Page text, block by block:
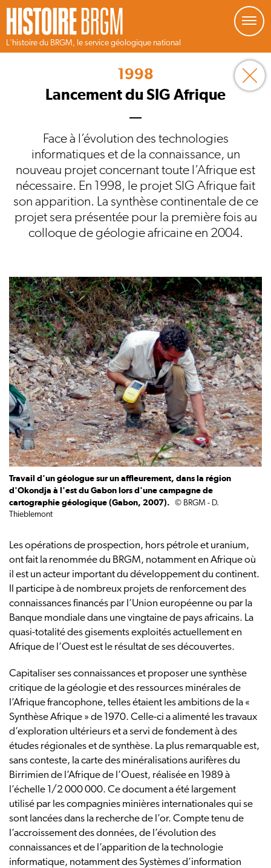
L'histoire du BRGM, le service géologique national
1998
Lancement du SIG Afrique
Face à l’évolution des technologies
informatiques et de la connaissance, un
nouveau projet concernant toute l’Afrique est
nécessaire. En 1998, le projet SIG Afrique fait
son apparition. La synthèse continentale de ce
projet sera présentée pour la première fois au
colloque de géologie africaine en 2004.
Travail d'un géologue sur un affleurement, dans la région
d'Okondja à l'est du Gabon lors d'une campagne de
cartographie géologique (Gabon, 2007).
© BRGM - D.
Thieblemont
Les opérations de prospection, hors pétrole et uranium,
ont fait la renommée du BRGM, notamment en Afrique où
il est un acteur important du développement du continent.
Il participe à de nombreux projets de renforcement des
connaissances financés par l’Union européenne ou par la
Banque mondiale dans une vingtaine de pays africains. La
quasi-totalité des gisements exploités actuellement en
Afrique de l’Ouest est le résultat de ses découvertes.
Capitaliser ses connaissances et proposer une synthèse
critique de la géologie et des ressources minérales de
l’Afrique francophone, telles étaient les ambitions de la «
Synthèse Afrique » de 1970. Celle-ci a alimenté les travaux
d’exploration ultérieurs et a servi de fondement à des
études régionales et de synthèse. La plus remarquable est,
sans conteste, la carte des minéralisations aurifères du
Birrimien de l’Afrique de l’Ouest, réalisée en 1989 à
l’échelle 1/2 000 000. Ce document a été largement
utilisé par les compagnies minières internationales qui se
sont lancées dans la recherche de l’or. Compte tenu de
l’accroissement des données, de l’évolution des
connaissances et de l’apparition de la technologie
informatique, notamment des Systèmes d’information
Gestion de vos préférences sur les cookies